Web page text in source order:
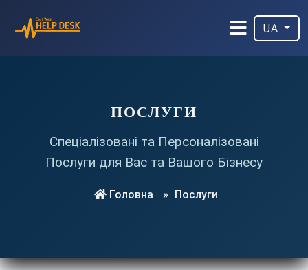
UA
ПОСЛУГИ
Спеціалізовані та Персоналізовані
Послуги для Вас та Вашого Бізнесу
Головна » Послуги